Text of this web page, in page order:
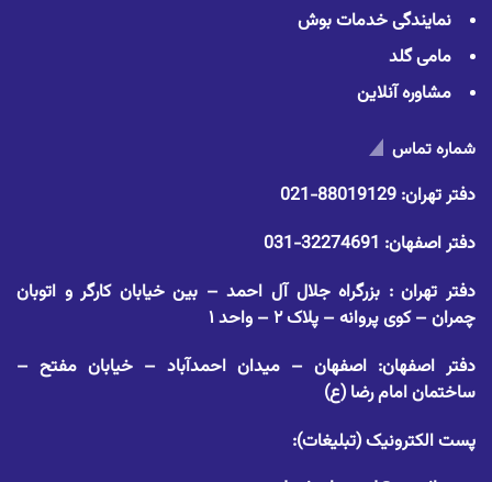
نمایندگی خدمات بوش
مامی گلد
مشاوره آنلاین
شماره تماس
دفتر تهران: 88019129-021
دفتر اصفهان: 32274691-031
دفتر تهران : بزرگراه جلال آل احمد – بین خیابان کارگر و اتوبان
چمران – کوی پروانه – پلاک ۲ – واحد ۱
دفتر اصفهان: اصفهان – میدان احمدآباد – خیابان مفتح –
ساختمان امام رضا (ع)
پست الکترونیک (تبلیغات):